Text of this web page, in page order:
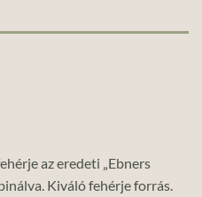
az eredeti „Ebners
Kiváló fehérje forrás.